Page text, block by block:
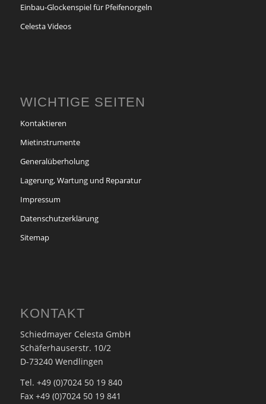
Einbau-Glockenspiel für Pfeifenorgeln
Celesta Videos
WICHTIGE SEITEN
Kontaktieren
Mietinstrumente
Generalüberholung
Lagerung, Wartung und Reparatur
Impressum
Datenschutzerklärung
Sitemap
KONTAKT
Schiedmayer Celesta GmbH
Schäferhauserstr. 10/2
D-73240 Wendlingen
Tel. +49 (0)7024 50 19 840
Fax +49 (0)7024 50 19 841